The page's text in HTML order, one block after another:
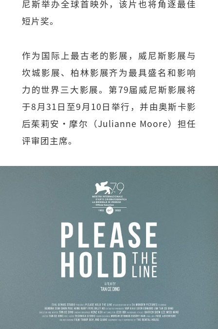
尼斯举办全球首映外，该片也将角逐最佳
短片奖。
作为国际上最古老的影展，威尼斯影展与
坎城影展、柏林影展齐为最具盛名和影响
力的世界三大影展。第79届威尼斯影展将
于8月31日至9月10日举行，并由奥斯卡影
后茱莉安·摩尔（Julianne Moore）担任
评审团主席。